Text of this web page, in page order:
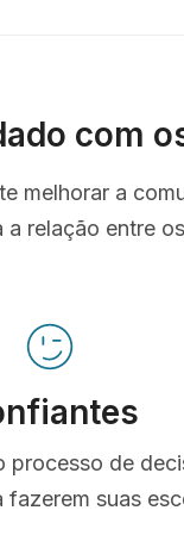
com
melhorar a
relação entre
processo de
fazerem suas